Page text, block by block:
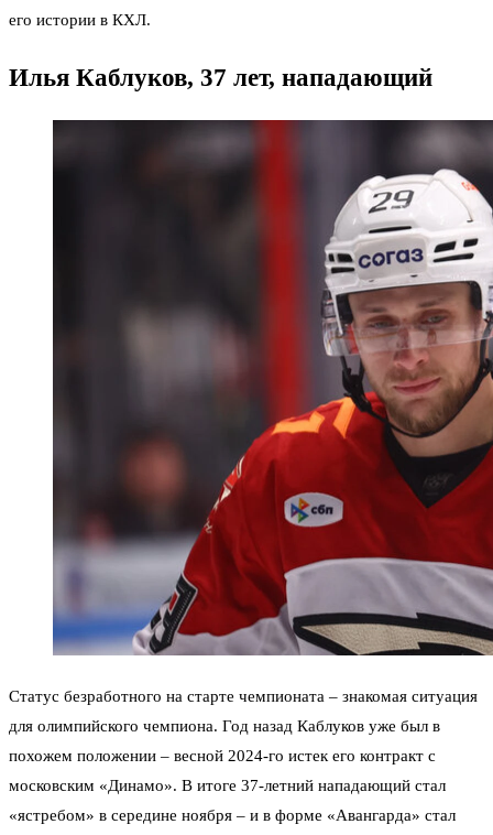
его истории в КХЛ.
Илья Каблуков, 37 лет, нападающий
Статус безработного на старте чемпионата – знакомая ситуация
для олимпийского чемпиона. Год назад Каблуков уже был в
похожем положении – весной 2024-го истек его контракт с
московским «Динамо». В итоге 37-летний нападающий стал
«ястребом» в середине ноября – и в форме «Авангарда» стал